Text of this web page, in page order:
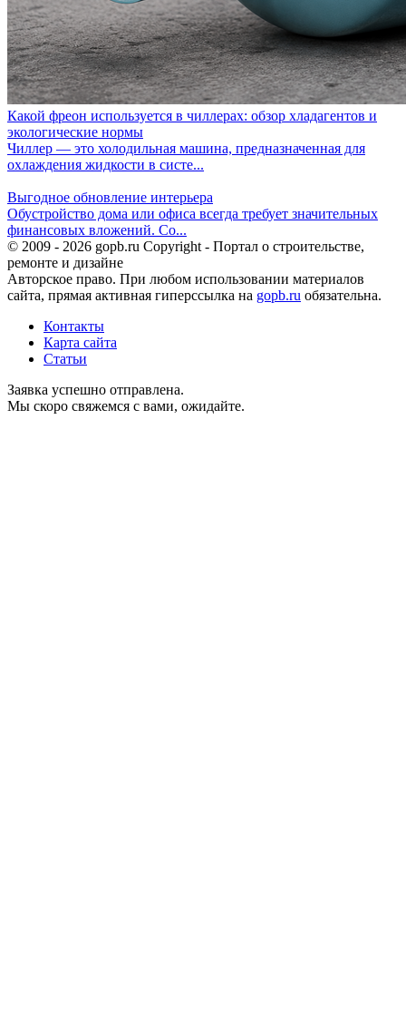
Какой фреон используется в чиллерах: обзор хладагентов и
экологические нормы
Чиллер — это холодильная машина, предназначенная для
охлаждения жидкости в систе...
Выгодное обновление интерьера
Обустройство дома или офиса всегда требует значительных
финансовых вложений. Со...
© 2009 - 2026 gopb.ru Copyright - Портал о строительстве,
ремонте и дизайне
Авторское право. При любом использовании материалов
сайта, прямая активная гиперссылка на gopb.ru обязательна.
Контакты
Карта сайта
Статьи
Заявка успешно отправлена.
Мы скоро свяжемся с вами, ожидайте.